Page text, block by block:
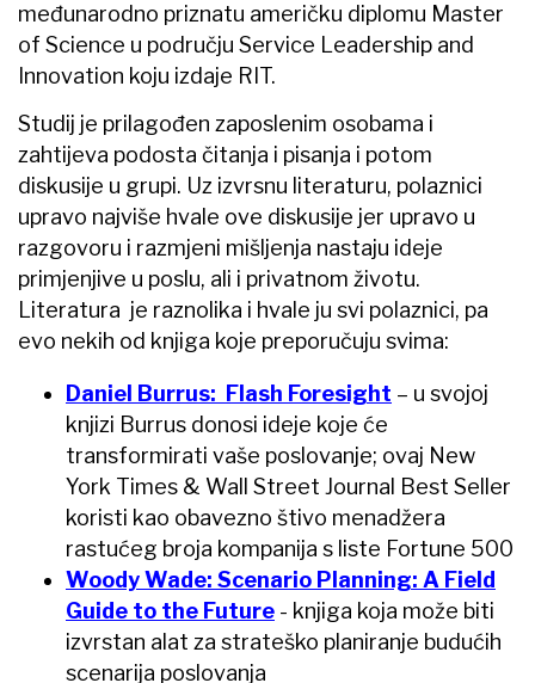
međunarodno priznatu američku diplomu Master
of Science u području Service Leadership and
Innovation koju izdaje RIT.
Studij je prilagođen zaposlenim osobama i
zahtijeva podosta čitanja i pisanja i potom
diskusije u grupi. Uz izvrsnu literaturu, polaznici
upravo najviše hvale ove diskusije jer upravo u
razgovoru i razmjeni mišljenja nastaju ideje
primjenjive u poslu, ali i privatnom životu.
Literatura je raznolika i hvale ju svi polaznici, pa
evo nekih od knjiga koje preporučuju svima:
Daniel Burrus: Flash Foresight – u svojoj
knjizi Burrus donosi ideje koje će
transformirati vaše poslovanje; ovaj New
York Times & Wall Street Journal Best Seller
koristi kao obavezno štivo menadžera
rastućeg broja kompanija s liste Fortune 500
Woody Wade: Scenario Planning: A Field
Guide to the Future - knjiga koja može biti
izvrstan alat za strateško planiranje budućih
scenarija poslovanja